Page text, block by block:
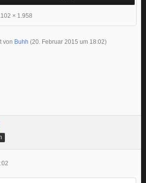
× 1.958
von Buhh (20. Februar 2015 um 18:02)